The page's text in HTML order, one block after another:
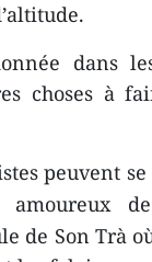
dans
choses à
peuvent
amoureux
de Son Trà